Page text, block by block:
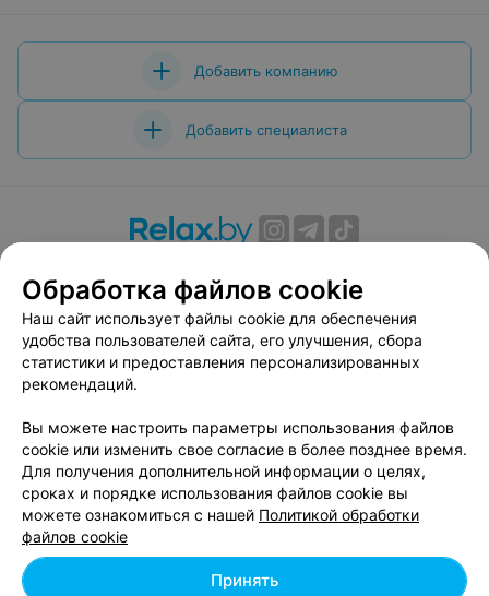
Добавить компанию
Добавить специалиста
Вакансии
Публичный договор
Способы оплаты
Публичный договор по использованию сервиса
«Афиша»
Пользовательское соглашение
Связаться по вопросам сотрудничества
Написать руководителю relax.by
Персональные настройки cookie
Обработка персональных данных
Обработка файлов cookie
Наш сайт использует файлы cookie для обеспечения
удобства пользователей сайта, его улучшения, сбора
статистики и предоставления персонализированных
рекомендаций.
Вы можете настроить параметры использования файлов
cookie или изменить свое согласие в более позднее время.
Для получения дополнительной информации о целях,
сроках и порядке использования файлов cookie вы
можете ознакомиться с нашей Политикой обработки
файлов cookie
Принять